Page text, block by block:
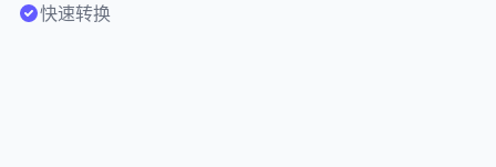
快速转换